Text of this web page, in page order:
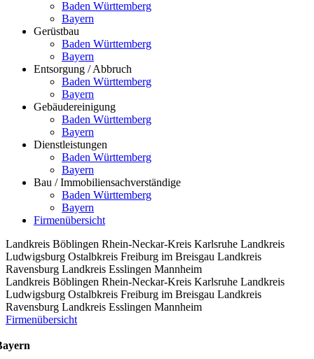
Baden Württemberg
Bayern
Gerüstbau
Baden Württemberg
Bayern
Entsorgung / Abbruch
Baden Württemberg
Bayern
Gebäudereinigung
Baden Württemberg
Bayern
Dienstleistungen
Baden Württemberg
Bayern
Bau / Immobiliensachverständige
Baden Württemberg
Bayern
Firmenübersicht
Landkreis Böblingen Rhein-Neckar-Kreis Karlsruhe Landkreis
Ludwigsburg Ostalbkreis Freiburg im Breisgau Landkreis
Ravensburg Landkreis Esslingen Mannheim
Landkreis Böblingen Rhein-Neckar-Kreis Karlsruhe Landkreis
Ludwigsburg Ostalbkreis Freiburg im Breisgau Landkreis
Ravensburg Landkreis Esslingen Mannheim
Firmenübersicht